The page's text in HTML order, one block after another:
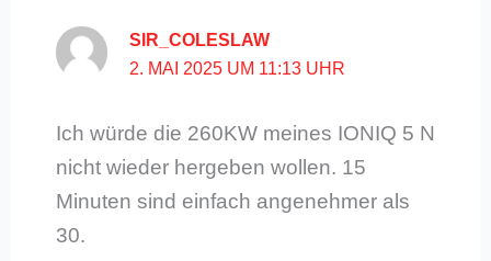
SIR_COLESLAW
2. MAI 2025 UM 11:13 UHR
Ich würde die 260KW meines IONIQ 5 N
nicht wieder hergeben wollen. 15
Minuten sind einfach angenehmer als
30.